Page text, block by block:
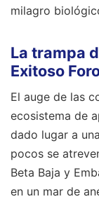
milagro
La trampa
Exitoso
El auge de las
ecosistema de
dado lugar a
pocos se
Beta Baja y
en un mar de